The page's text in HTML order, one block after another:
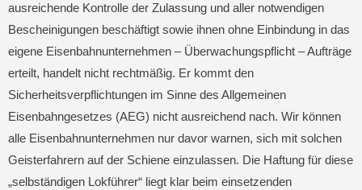
ausreichende Kontrolle der Zulassung und aller notwendigen
Bescheinigungen beschäftigt sowie ihnen ohne Einbindung in das
eigene Eisenbahnunternehmen – Überwachungspflicht – Aufträge
erteilt, handelt nicht rechtmäßig. Er kommt den
Sicherheitsverpflichtungen im Sinne des Allgemeinen
Eisenbahngesetzes (AEG) nicht ausreichend nach. Wir können
alle Eisenbahnunternehmen nur davor warnen, sich mit solchen
Geisterfahrern auf der Schiene einzulassen. Die Haftung für diese
„selbständigen Lokführer“ liegt klar beim einsetzenden